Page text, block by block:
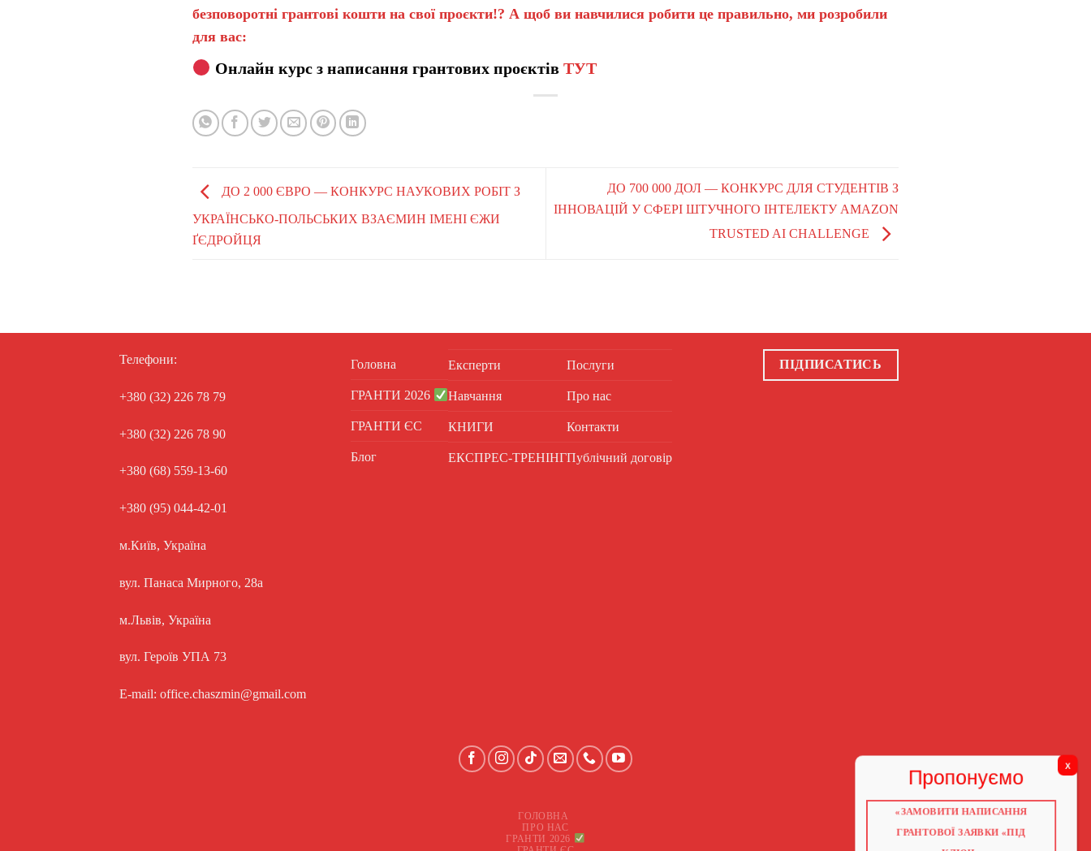
безповоротні грантові кошти на свої проєкти!? А щоб ви навчилися робити це правильно, ми розробили
для вас:
Онлайн курс з написання грантових проєктів ТУТ
ДО 2 000 ЄВРО — КОНКУРС НАУКОВИХ РОБІТ З
УКРАЇНСЬКО-ПОЛЬСЬКИХ ВЗАЄМИН ІМЕНІ ЄЖИ
ҐЄДРОЙЦЯ
ДО 700 000 ДОЛ — КОНКУРС ДЛЯ СТУДЕНТІВ З
ІННОВАЦІЙ У СФЕРІ ШТУЧНОГО ІНТЕЛЕКТУ AMAZON
TRUSTED AI CHALLENGE
Телефони:
+380 (32) 226 78 79
+380 (32) 226 78 90
+380 (68) 559-13-60
+380 (95) 044-42-01
м.Київ, Україна
вул. Панаса Мирного, 28а
м.Львів, Україна
вул. Героїв УПА 73
E-mail: office.chaszmin@gmail.com
Головна
ГРАНТИ 2026
ГРАНТИ ЄС
Блог
Експерти
Навчання
КНИГИ
ЕКСПРЕС-ТРЕНІНГ
Послуги
Про нас
Контакти
Публічний договір
ПІДПИСАТИСЬ
ГОЛОВНА
ПРО НАС
ГРАНТИ 2026
«ЗАМОВИТИ НАПИСАННЯ
ГРАНТОВОЇ ЗАЯВКИ «ПІД